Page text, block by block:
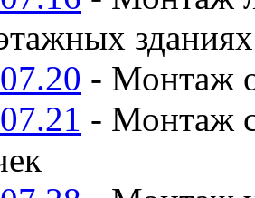
зданиях
- Монтаж
- Монтаж